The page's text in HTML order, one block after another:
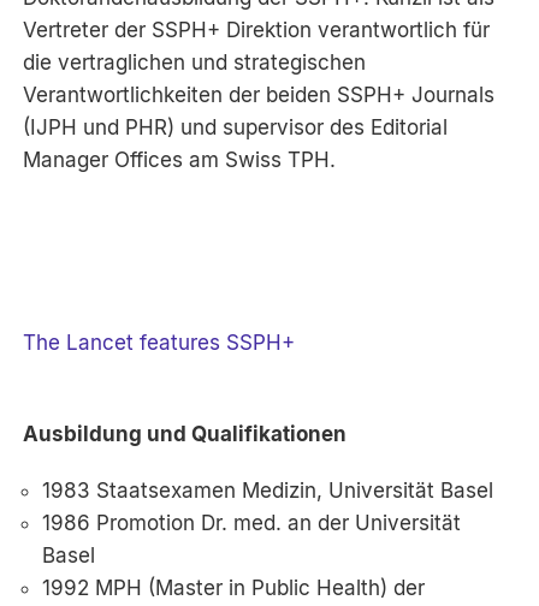
Vertreter der SSPH+ Direktion verantwortlich für
die vertraglichen und strategischen
Verantwortlichkeiten der beiden SSPH+ Journals
(IJPH und PHR) und supervisor des Editorial
Manager Offices am Swiss TPH.
The Lancet features SSPH+
Ausbildung und Qualifikationen
1983 Staatsexamen Medizin, Universität Basel
1986 Promotion Dr. med. an der Universität
Basel
1992 MPH (Master in Public Health) der